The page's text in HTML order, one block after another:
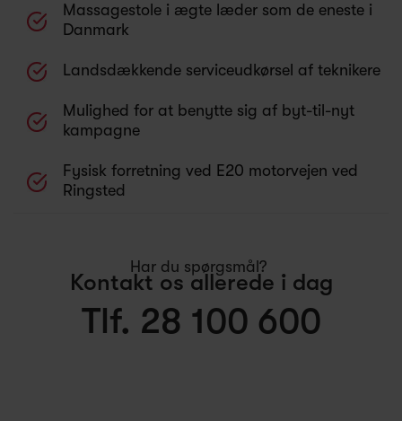
Massagestole i ægte læder som de eneste i
Danmark
Landsdækkende serviceudkørsel af teknikere
Mulighed for at benytte sig af byt-til-nyt
kampagne
Fysisk forretning ved E20 motorvejen ved
Ringsted
Har du spørgsmål?
Kontakt os allerede i dag
Tlf. 28 100 600